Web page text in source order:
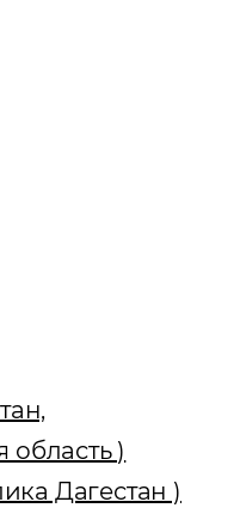
область )
Дагестан )